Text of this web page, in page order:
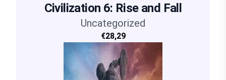
Civilization 6: Rise and Fall
Uncategorized
€28,29